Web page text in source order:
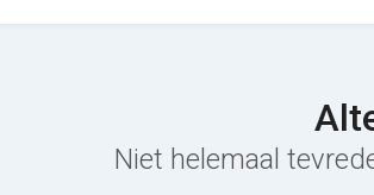
Niet helemaal